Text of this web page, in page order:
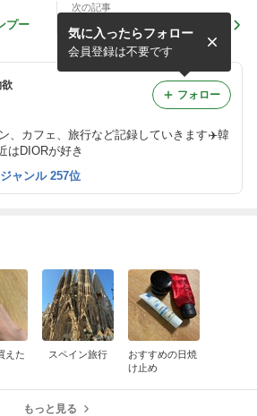
プー
次の記事
嵩張るバスタオルの革命
、カフェ、旅行など記録していきます✈️韓
はDIORが好き
気に入ったらフォロー
会員登録は不要です
フォロー
ャンル 257位
えた
スペイン旅行
おすすめの日焼
け止め
もっと見る